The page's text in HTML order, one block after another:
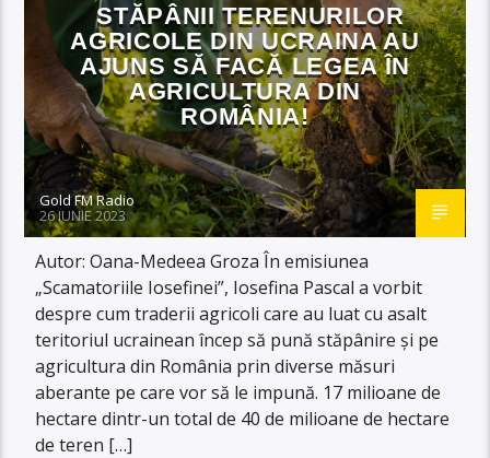
STĂPÂNII TERENURILOR
AGRICOLE DIN UCRAINA AU
AJUNS SĂ FACĂ LEGEA ÎN
AGRICULTURA DIN
ROMÂNIA!
Gold FM Radio
26 IUNIE 2023
Autor: Oana-Medeea Groza În emisiunea
„Scamatoriile Iosefinei”, Iosefina Pascal a vorbit
despre cum traderii agricoli care au luat cu asalt
teritoriul ucrainean încep să pună stăpânire și pe
agricultura din România prin diverse măsuri
aberante pe care vor să le impună. 17 milioane de
hectare dintr-un total de 40 de milioane de hectare
de teren […]